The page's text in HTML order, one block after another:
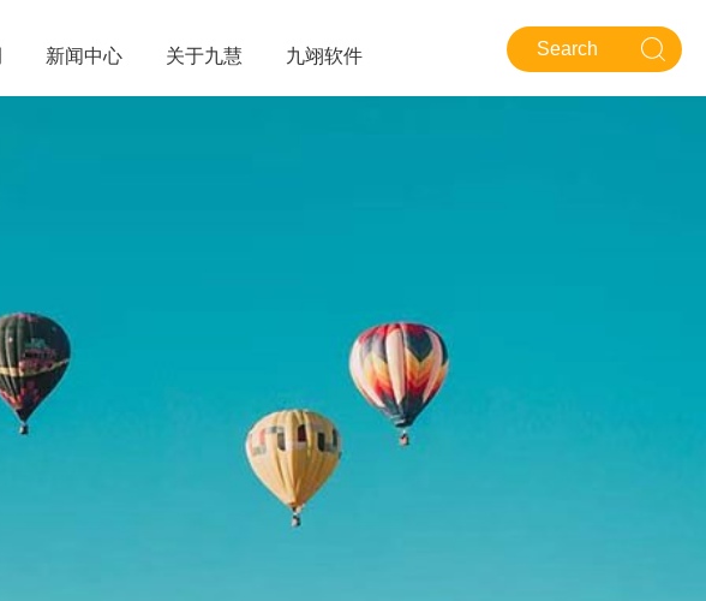
新闻中心 关于九慧 九翊软件